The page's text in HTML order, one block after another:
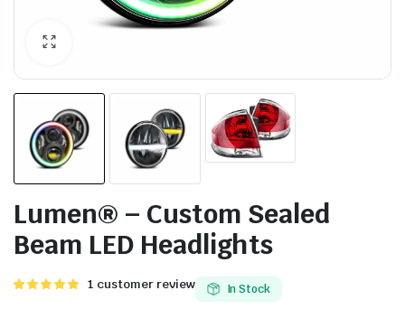
Lumen® – Custom Sealed
Beam LED Headlights
Valorado
1 customer review In Stock